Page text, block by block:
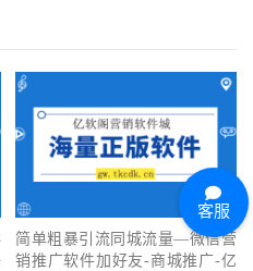
简单粗暴引流同城流量—微信营
销推广软件加好友-商城推广-亿
客服